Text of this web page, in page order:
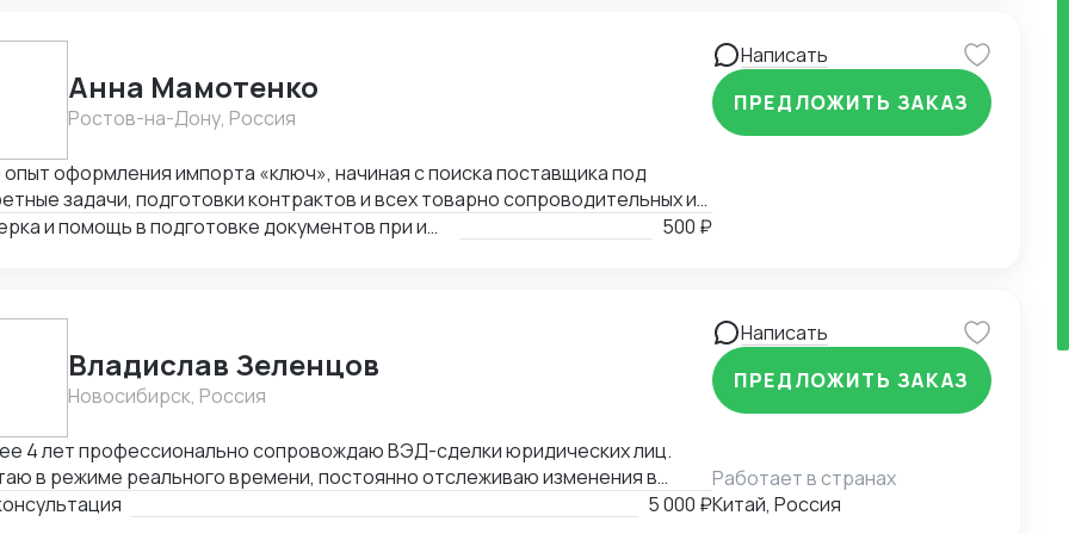
Анна Мамотенко
Ростов-на-Дону, Россия
оформления импорта «ключ», начиная с поиска поставщика под
задачи, подготовки контрактов и всех товарно сопроводительных и
документов, составления логистических схем и заканчивая
Проверка и помощь в подготовке документов при импорте 500 ₽
Написать
ПРЕДЛОЖИТЬ ЗАКАЗ
Владислав Зеленцов
Новосибирск, Россия
4 лет профессионально сопровождаю ВЭД-сделки юридических лиц.
в режиме реального времени, постоянно отслеживаю изменения в
регулировании, валютном контроле и логистических схемах РФ–КНР.
5 000 ₽
Написать
ПРЕДЛОЖИТЬ ЗАКАЗ
Работает в странах
Китай, Россия